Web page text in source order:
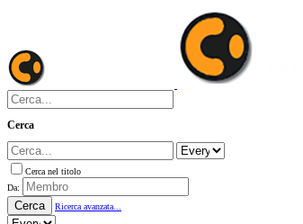
Cerca
Cerca nel titolo
Da:
Cerca Ricerca avanzata...